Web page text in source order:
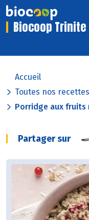
Biocoop Trinite
Accueil
Toutes nos recettes
Porridge aux fruits
Partager sur